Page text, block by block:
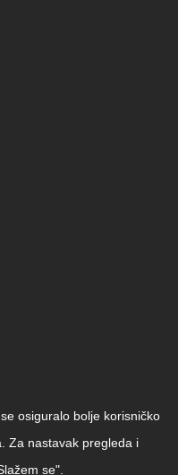
osiguralo bolje korisničko
Za nastavak pregleda i
se".